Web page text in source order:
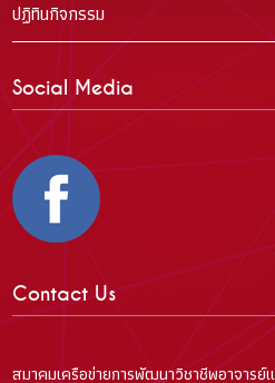
ปฏิทินกิจกรรม
Social Media
Contact Us
สมาคมเครือข่ายการพัฒนาวิชาชีพอาจาร